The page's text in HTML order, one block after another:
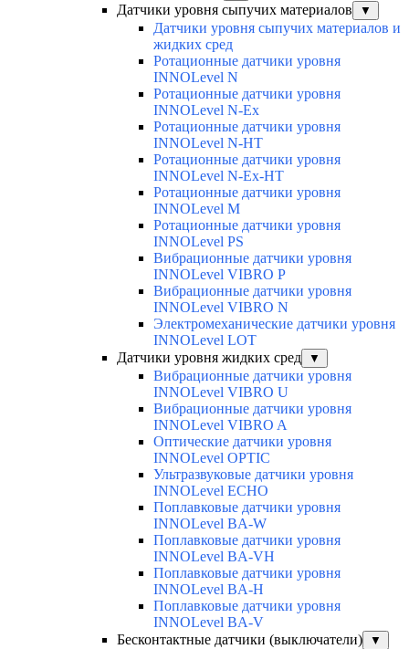
Датчики уровня сыпучих материалов ▼
Датчики уровня сыпучих материалов и
жидких сред
Ротационные датчики уровня
INNOLevel N
Ротационные датчики уровня
INNOLevel N-Ex
Ротационные датчики уровня
INNOLevel N-HT
Ротационные датчики уровня
INNOLevel N-Ex-HT
Ротационные датчики уровня
INNOLevel M
Ротационные датчики уровня
INNOLevel PS
Вибрационные датчики уровня
INNOLevel VIBRO P
Вибрационные датчики уровня
INNOLevel VIBRO N
Электромеханические датчики уровня
INNOLevel LOT
Датчики уровня жидких сред
▼
Вибрационные датчики уровня
INNOLevel VIBRO U
Вибрационные датчики уровня
INNOLevel VIBRO A
Оптические датчики уровня
INNOLevel OPTIC
Ультразвуковые датчики уровня
INNOLevel ECHO
Поплавковые датчики уровня
INNOLevel BA-W
Поплавковые датчики уровня
INNOLevel BA-VH
Поплавковые датчики уровня
INNOLevel BA-H
Поплавковые датчики уровня
INNOLevel BA-V
Бесконтактные датчики (выключатели)
▼